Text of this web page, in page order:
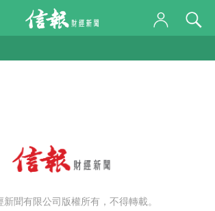
新聞有限公司版權所有，不得轉載。